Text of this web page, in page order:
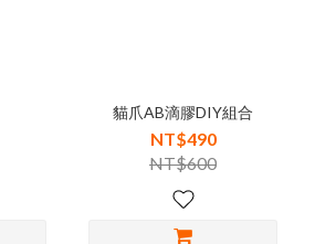
貓爪AB滴膠DIY組合
NT$490
NT$600